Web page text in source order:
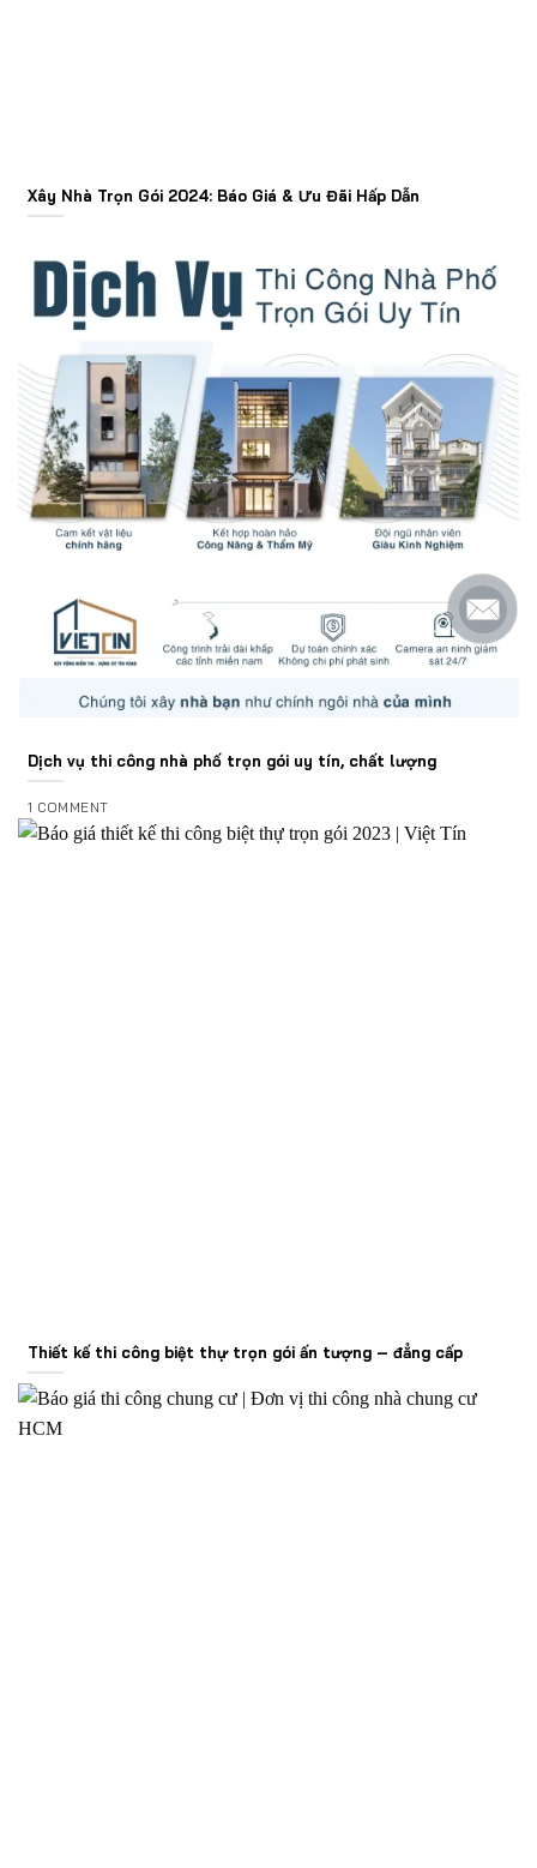
Xây Nhà Trọn Gói 2024: Báo Giá & Ưu Đãi Hấp Dẫn
Dịch vụ thi công nhà phố trọn gói uy tín, chất lượng
1 COMMENT
Thiết kế thi công biệt thự trọn gói ấn tượng – đẳng cấp